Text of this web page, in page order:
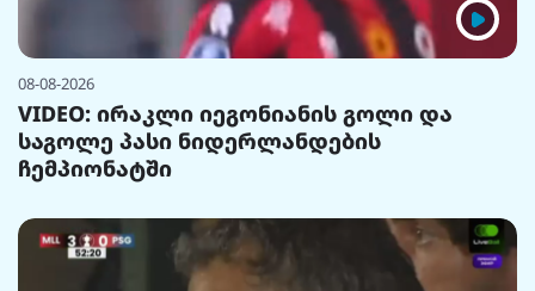
08-08-2026
VIDEO: ირაკლი იეგონიანის გოლი და
საგოლე პასი ნიდერლანდების
ჩემპიონატში